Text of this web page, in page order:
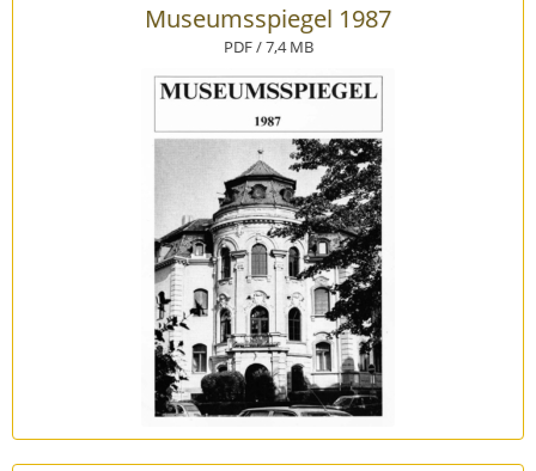
Museumsspiegel 1987
PDF / 7,4 MB